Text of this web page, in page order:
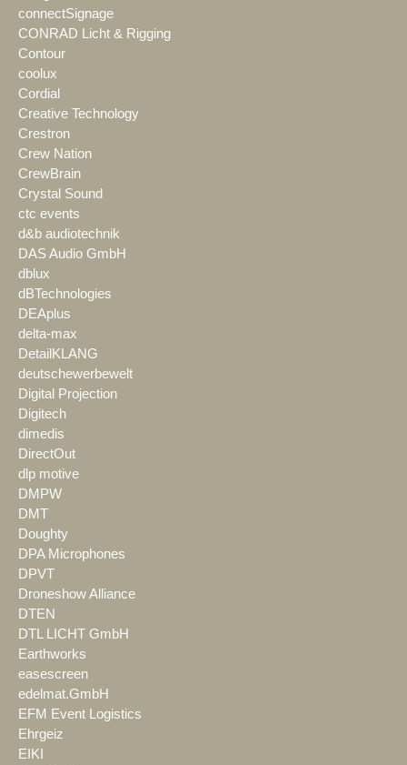
connectSignage
CONRAD Licht & Rigging
Contour
coolux
Cordial
Creative Technology
Crestron
Crew Nation
CrewBrain
Crystal Sound
ctc events
d&b audiotechnik
DAS Audio GmbH
dblux
dBTechnologies
DEAplus
delta-max
DetailKLANG
deutschewerbewelt
Digital Projection
Digitech
dimedis
DirectOut
dlp motive
DMPW
DMT
Doughty
DPA Microphones
DPVT
Droneshow Alliance
DTEN
DTL LICHT GmbH
Earthworks
easescreen
edelmat.GmbH
EFM Event Logistics
Ehrgeiz
EIKI